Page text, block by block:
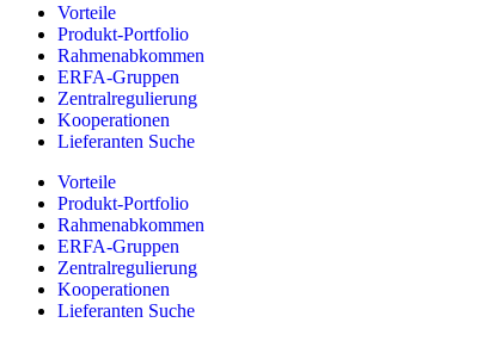
Vorteile
Produkt-Portfolio
Rahmenabkommen
ERFA-Gruppen
Zentralregulierung
Kooperationen
Lieferanten Suche
Vorteile
Produkt-Portfolio
Rahmenabkommen
ERFA-Gruppen
Zentralregulierung
Kooperationen
Lieferanten Suche